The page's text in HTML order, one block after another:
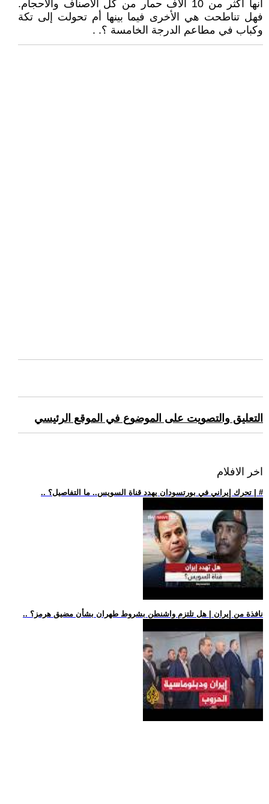
انها اكثر من 10 آلاف حمار من كل الأصناف والأحجام.
فهل تناطحت هي الأخرى فيما بينها أم تحولت إلى تكة
وكباب في مطاعم الدرجة الخامسة ؟. .
التعليق والتصويت على الموضوع في الموقع الرئيسي
اخر الافلام
.. تحرك إيراني في بورتسودان يهدد قناة السويس.. ما التفاصيل؟ | #
.. نافذة من إيران | هل تلتزم واشنطن بشروط طهران بشأن مضيق هرمز؟